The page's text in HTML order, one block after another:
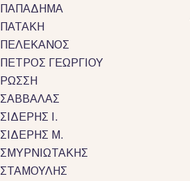
ΠΑΠΑΔΗΜΑ
ΠΑΤΑΚΗ
ΠΕΛΕΚΑΝΟΣ
ΠΕΤΡΟΣ ΓΕΩΡΓΙΟΥ
ΡΩΣΣΗ
ΣΑΒΒΑΛΑΣ
ΣΙΔΕΡΗΣ Ι.
ΣΙΔΕΡΗΣ Μ.
ΣΜΥΡΝΙΩΤΑΚΗΣ
ΣΤΑΜΟΥΛΗΣ